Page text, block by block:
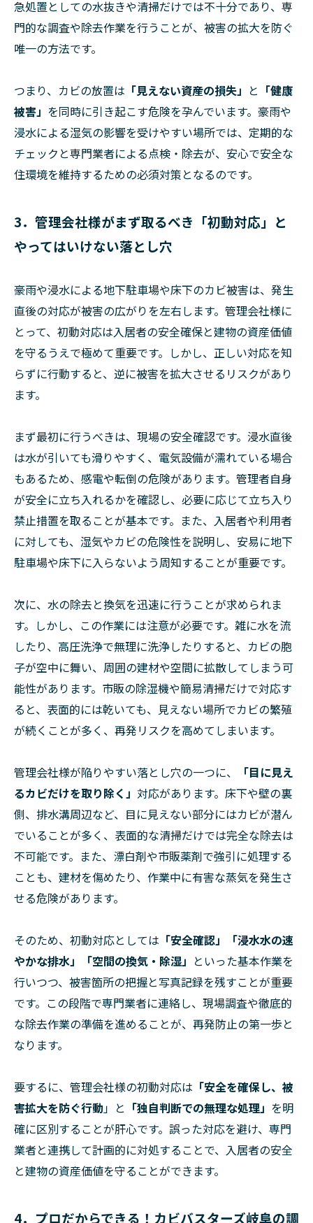
急処置としての水抜きや清掃だけでは不十分であり、専
門的な調査や除去作業を行うことが、被害の拡大を防ぐ
唯一の方法です。
つまり、カビの放置は 「見えない資産の損失」 と 「健康
被害」 を同時に引き起こす危険を孕んでいます。豪雨や
浸水による湿気の影響を受けやすい場所では、定期的な
チェックと専門業者による点検・除去が、安心で安全な
住環境を維持するための必須対策となるのです。
3．管理会社様がまず取るべき「初動対応」と
やってはいけない落とし穴
豪雨や浸水による地下駐車場や床下のカビ被害は、発生
直後の対応が被害の広がりを左右します。管理会社様に
とって、初動対応は入居者の安全確保と建物の資産価値
を守るうえで極めて重要です。しかし、正しい対応を知
らずに行動すると、逆に被害を拡大させるリスクがあり
ます。
まず最初に行うべきは、現場の安全確認です。浸水直後
は水が引いても滑りやすく、電気設備が濡れている場合
もあるため、感電や転倒の危険があります。管理者自身
が安全に立ち入れるかを確認し、必要に応じて立ち入り
禁止措置を取ることが基本です。また、入居者や利用者
に対しても、湿気やカビの危険性を説明し、安易に地下
駐車場や床下に入らないよう周知することが重要です。
次に、水の除去と換気を迅速に行うことが求められま
す。しかし、この作業には注意が必要です。雑に水を流
したり、高圧洗浄で無理に洗浄したりすると、カビの胞
子が空中に舞い、周囲の建材や空間に拡散してしまう可
能性があります。市販の除湿機や簡易清掃だけで対応す
ると、表面的には乾いても、見えない場所でカビの繁殖
が続くことが多く、再発リスクを高めてしまいます。
管理会社様が陥りやすい落とし穴の一つに、
「目に見え
るカビだけを取り除く」 対応があります。床下や壁の裏
側、排水溝周辺など、目に見えない部分にはカビが潜ん
でいることが多く、表面的な清掃だけでは完全な除去は
不可能です。また、漂白剤や市販薬剤で強引に処理する
ことも、建材を傷めたり、作業中に有害な蒸気を発生さ
せる危険があります。
そのため、初動対応としては 「安全確認」「浸水水の速
やかな排水」「空間の換気・除湿」 といった基本作業を
行いつつ、被害箇所の把握と写真記録を残すことが重要
です。この段階で専門業者に連絡し、現場調査や徹底的
な除去作業の準備を進めることが、再発防止の第一歩と
なります。
要するに、管理会社様の初動対応は 「安全を確保し、被
害拡大を防ぐ行動 」と 「独自判断での無理な処理」 を明
確に区別することが肝心です。誤った対応を避け、専門
業者と連携して計画的に対処することで、入居者の安全
と建物の資産価値を守ることができます。
4．プロだからできる！カビバスターズ岐阜の調